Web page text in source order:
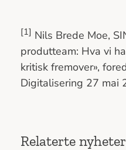
[1] Nils Brede Moe,
produtteam: Hva vi
kritisk fremover»,
Digitalisering 27 mai
Relaterte nyheter